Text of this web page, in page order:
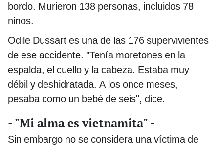
bordo. Murieron 138 personas, incluidos 78
niños.
Odile Dussart es una de las 176 supervivientes
de ese accidente. "Tenía moretones en la
espalda, el cuello y la cabeza. Estaba muy
débil y deshidratada. A los once meses,
pesaba como un bebé de seis", dice.
- "Mi alma es vietnamita" -
Sin embargo no se considera una víctima de